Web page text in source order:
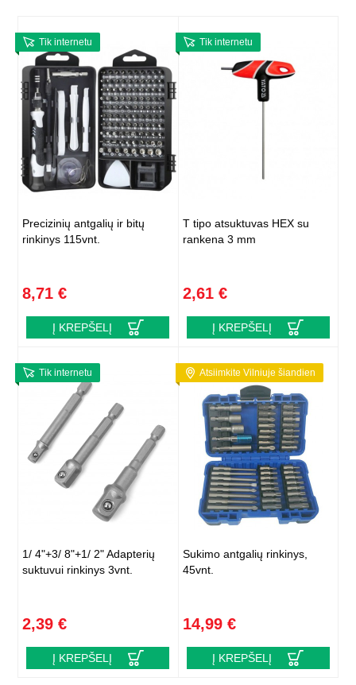
Tik internetu
Precizinių antgalių ir bitų
rinkinys 115vnt.
8,71 €
Į KREPŠELĮ
Tik internetu
T tipo atsuktuvas HEX su
rankena 3 mm
2,61 €
Į KREPŠELĮ
Tik internetu
1/ 4"+3/ 8"+1/ 2" Adapterių
suktuvui rinkinys 3vnt.
2,39 €
Į KREPŠELĮ
Atsiimkite Vilniuje šiandien
Sukimo antgalių rinkinys,
45vnt.
14,99 €
Į KREPŠELĮ